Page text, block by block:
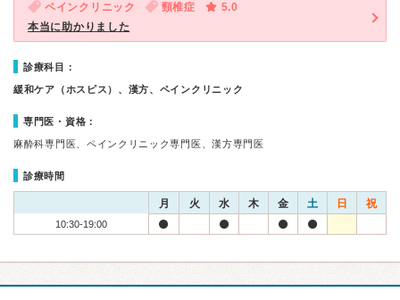
ペインクリニック 頸椎症
5.0
本当に助かりました
診療科目：
緩和ケア（ホスピス）、漢方、ペインクリニック
専門医・資格：
麻酔科専門医、ペインクリニック専門医、漢方専門医
診療時間
月 火 水 木 金 土 日 祝
10:30-19:00